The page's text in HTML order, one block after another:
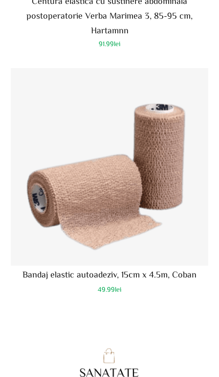
postoperatorie Verba Marimea 3, 85-95 cm,
Hartamnn
91.99lei
Bandaj elastic autoadeziv, 15cm x 4.5m, Coban
49.99lei